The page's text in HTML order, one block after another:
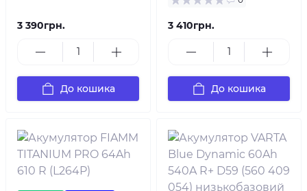
3 390грн.
До кошика
3 410грн.
До кошика